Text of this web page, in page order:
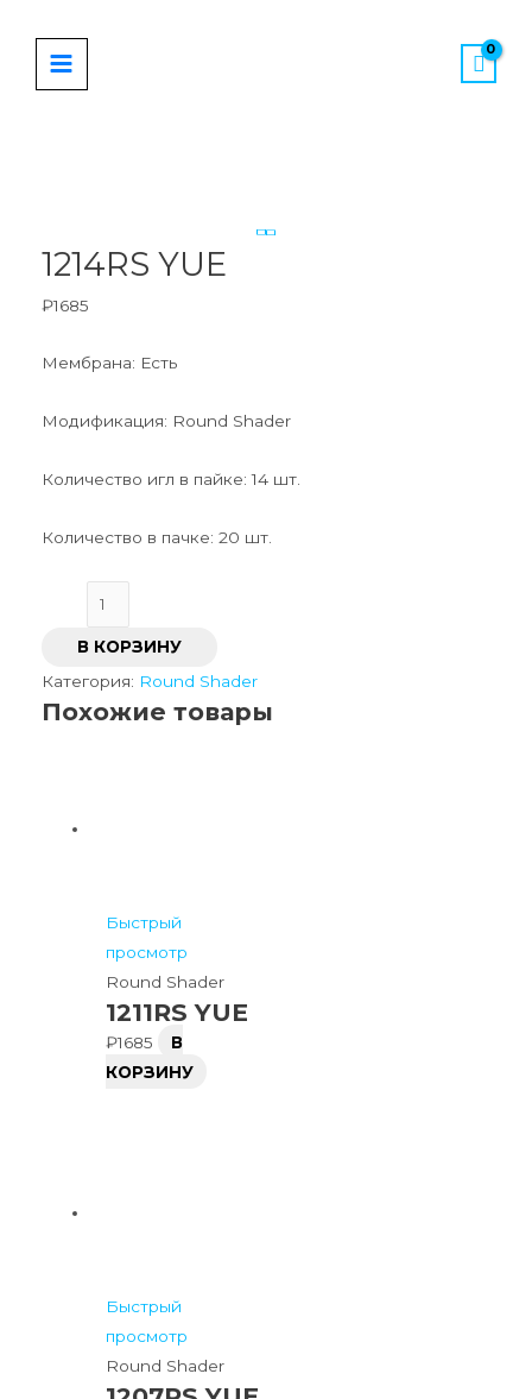
содержимому
MENU
1214RS YUE
₽1685
Мембрана: Есть
Модификация: Round Shader
Количество игл в пайке: 14 шт.
Количество в пачке: 20 шт.
В КОРЗИНУ
Категория: Round Shader
Похожие товары
Быстрый
просмотр
Round Shader
1211RS YUE
₽1685
В
КОРЗИНУ
Быстрый
просмотр
Round Shader